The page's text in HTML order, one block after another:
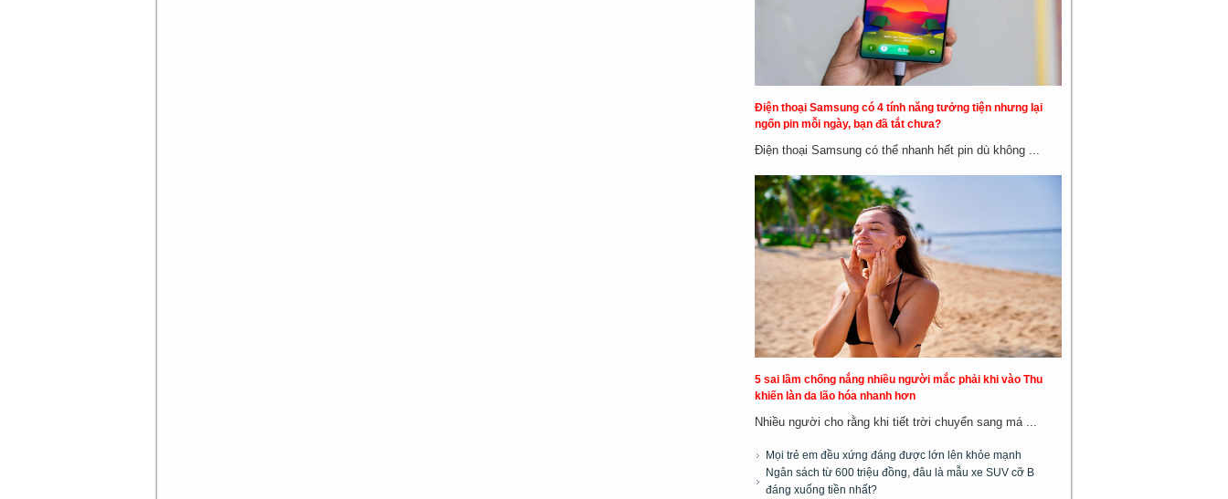
Điện thoại Samsung có 4 tính năng tưởng tiện nhưng lại
ngốn pin mỗi ngày, bạn đã tắt chưa?
Điện thoại Samsung có thể nhanh hết pin dù không ...
5 sai lầm chống nắng nhiều người mắc phải khi vào Thu
khiến làn da lão hóa nhanh hơn
Nhiều người cho rằng khi tiết trời chuyển sang má ...
Mọi trẻ em đều xứng đáng được lớn lên khỏe mạnh
Ngân sách từ 600 triệu đồng, đâu là mẫu xe SUV cỡ B
đáng xuống tiền nhất?